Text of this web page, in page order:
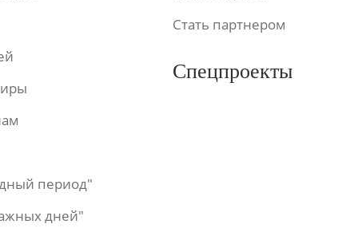
период"
дней"
Стать партнером
Спецпроекты